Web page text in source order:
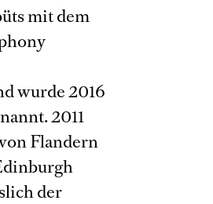
mit dem
wurde 2016
2011
Flandern
der